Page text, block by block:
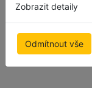
Zobrazit detaily
Odmítnout vše
500 x 1000mm
1,016.02 Kč
cena včetně DPH
Doprava zdarma